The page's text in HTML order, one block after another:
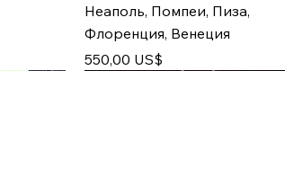
Неаполь, Помпеи, Пиза,
Флоренция, Венеция
Цена
550,00 US$